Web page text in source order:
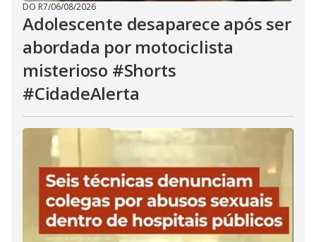
DO R7/06/08/2026
Adolescente desaparece após ser
abordada por motociclista
misterioso #Shorts
#CidadeAlerta